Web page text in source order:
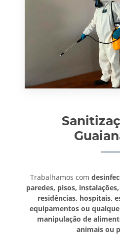
Trabalhamos com
paredes, pisos,
residências, hospitais,
equipamentos ou
manipulação de
animais ou